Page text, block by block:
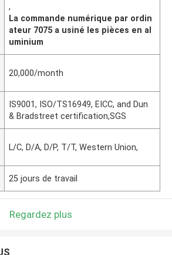
,
La commande numérique par ordin
ateur 7075 a usiné les pièces en al
uminium
20,000/month
IS9001, ISO/TS16949, EICC, and Dun
& Bradstreet certification,SGS
L/C, D/A, D/P, T/T, Western Union,
25 jours de travail
Regardez plus